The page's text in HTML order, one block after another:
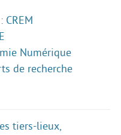
CREM
Numérique
de recherche
tiers-lieux,